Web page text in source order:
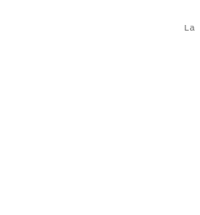
La